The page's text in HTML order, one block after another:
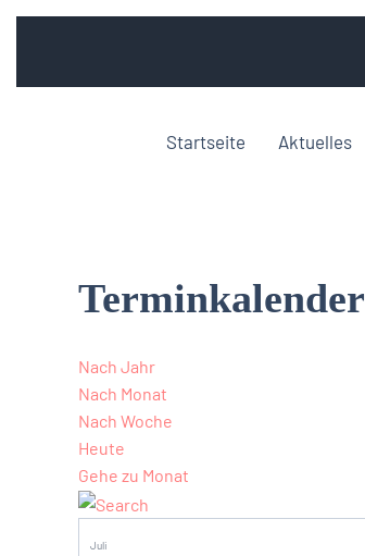
Startseite Aktuelles
Terminkalender
Nach Jahr
Nach Monat
Nach Woche
Heute
Gehe zu Monat